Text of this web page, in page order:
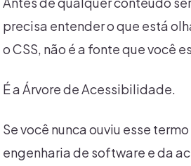
precisa entender o que está
o CSS, não é a fonte que você
É a Árvore de Acessibilidade.
Se você nunca ouviu esse
engenharia de software e da